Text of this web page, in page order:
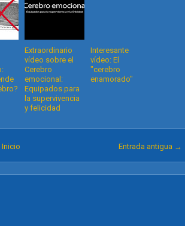
Extraordinario
vídeo sobre el
Cerebro
emocional:
Equipados para
la supervivencia
y felicidad
Interesante
vídeo: El
"cerebro
enamorado"
Entrada antigua →
Inicio